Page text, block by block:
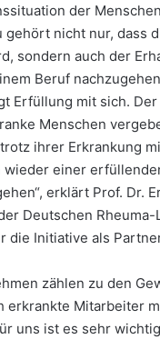
der
gehört nicht nur, dass
sondern auch der
Beruf
Erfüllung mit sich.
Menschen
ihrer Erkrankung
wieder einer
erklärt Prof. Dr.
Deutschen Rheuma-
die Initiative als
zählen zu den
erkrankte Mitarbeiter
uns ist es sehr